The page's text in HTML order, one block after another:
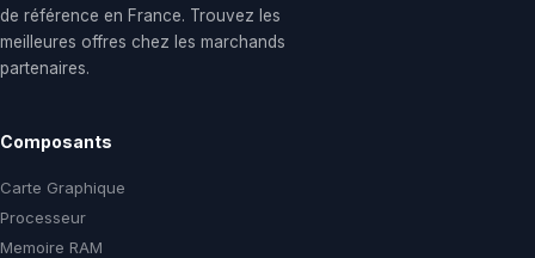
de référence en France. Trouvez les
meilleures offres chez les marchands
partenaires.
Composants
Carte Graphique
Processeur
Memoire RAM